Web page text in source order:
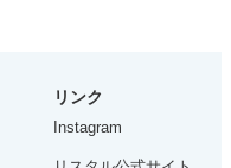
リンク
Instagram
グ
ー
グ